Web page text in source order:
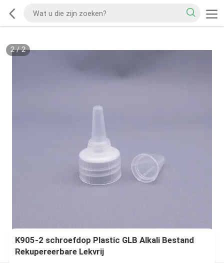
2/2
K905-2 schroefdop Plastic GLB Alkali Bestand
Rekupereerbare Lekvrij